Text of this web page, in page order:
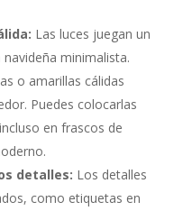
Las luces juegan un
minimalista.
o amarillas cálidas
Puedes colocarlas
en frascos de
detalles: Los detalles
como etiquetas en